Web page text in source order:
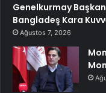
Genelkurmay
Bangladeş Kara
Ağustos 7, 2026